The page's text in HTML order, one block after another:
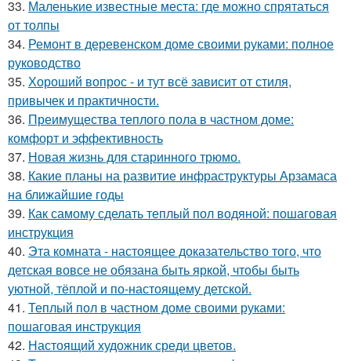
33. Маленькие известные места: где можно спрятаться
от толпы
34. Ремонт в деревенском доме своими руками: полное
руководство
35. Хороший вопрос - и тут всё зависит от стиля,
привычек и практичности.
36. Преимущества теплого пола в частном доме:
комфорт и эффективность
37. Новая жизнь для старинного трюмо.
38. Какие планы на развитие инфраструктуры Арзамаса
на ближайшие годы
39. Как самому сделать теплый пол водяной: пошаговая
инструкция
40. Эта комната - настоящее доказательство того, что
детская вовсе не обязана быть яркой, чтобы быть
уютной, тёплой и по-настоящему детской.
41. Теплый пол в частном доме своими руками:
пошаговая инструкция
42. Настоящий художник среди цветов.